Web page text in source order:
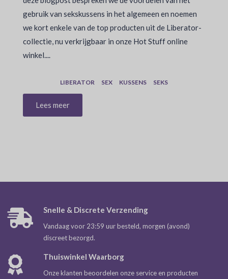
gebruik van sekskussens in het algemeen en noemen
we kort enkele van de top producten uit de Liberator-
collectie, nu verkrijgbaar in onze Hot Stuff online
winkel....
LIBERATOR SEX KUSSENS SEKS
Lees meer
Snelle & Discrete Verzending
Vandaag voor 23:59 uur besteld, morgen (avond)
discreet bezorgd.
Thuiswinkel Waarborg
Onze klanten beoordelen onze service en producten